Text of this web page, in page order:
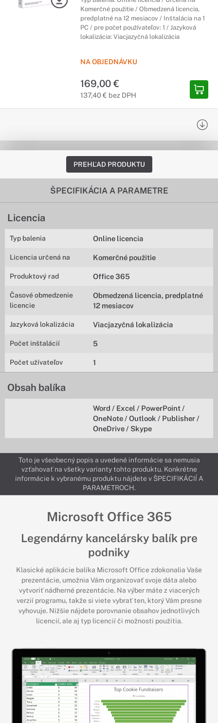
Komerčné použitie / Obmedzená licencia,
predplatné na 12 mesiacov / Inštalácia na 1
PC / pre počet používateľov: 1 / Jazyková
lokalizácia: Viacjazyčná lokalizácia
NA OBJEDNÁVKU
169,00 €
137,40 € bez DPH
PREHĽAD PRODUKTU
ŠPECIFIKÁCIA A PARAMETRE
Licencia
Typ balenia Online licencia
Licencia určená na Komerčné použitie
Produktový rad Office 365
Časové obmedzenie
licencie
Obmedzená licencia, predplatné
12 mesiacov
Jazyková lokalizácia Viacjazyčná lokalizácia
Počet inštalácií 5
Počet užívateľov 1
Obsah balíka
Word / Excel / PowerPoint /
OneNote / Outlook / Publisher /
OneDrive / Skype
Toto je všeobecný popis a uvedené informácie sa nemusia
vzťahovať na všetky varianty tohto produktu. Konkrétne
informácie k vybranému produktu nájdete v ŠPECIFIKÁCIÍ A
PARAMETROCH.
Microsoft Office 365
Legendárny kancelársky balík pre
podniky
Klasické aplikácie balíka Microsoft Office zdokonalia Vaše
prezentácie, umožnia Vám organizovať svoje dáta alebo
vytvoriť nádherné prezentácie. Na výber máte z viacerých
verzií programu, takže si viete vybrať ten, ktorý Vám presne
vyhovuje. Nižšie nájdete porovnanie obsahov jednotlivých
licencií, ale aj typ licencií či možnosti použitia.